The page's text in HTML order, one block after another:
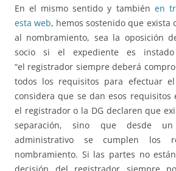
En el mismo sentido y también en
esta web, hemos sostenido que exista
al nombramiento, sea la oposición
socio si el expediente es
“el registrador siempre deberá
todos los requisitos para efectuar el
considera que se dan esos requisitos
el registrador o la DG declaren que
separación, sino que desde
administrativo se cumplen los
nombramiento. Si las partes no